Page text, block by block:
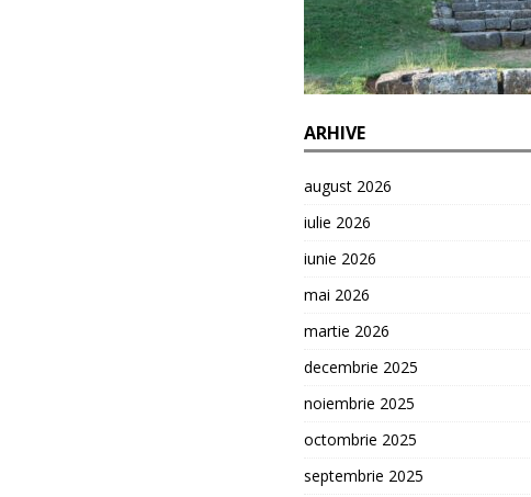
ARHIVE
august 2026
iulie 2026
iunie 2026
mai 2026
martie 2026
decembrie 2025
noiembrie 2025
octombrie 2025
septembrie 2025